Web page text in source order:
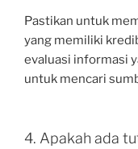
Pastikan untuk
yang memiliki
evaluasi informasi
untuk mencari
4. Apakah ada